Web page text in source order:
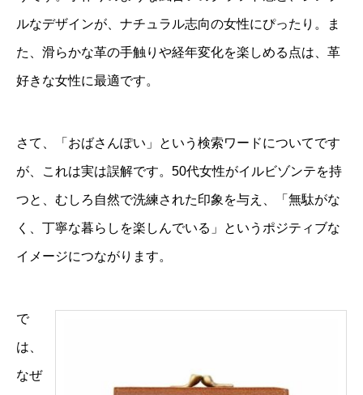
ルなデザインが、ナチュラル志向の女性にぴったり。ま
た、滑らかな革の手触りや経年変化を楽しめる点は、革
好きな女性に最適です。
さて、「おばさんぽい」という検索ワードについてです
が、これは実は誤解です。50代女性がイルビゾンテを持
つと、むしろ自然で洗練された印象を与え、「無駄がな
く、丁寧な暮らしを楽しんでいる」というポジティブな
イメージにつながります。
で
は、
なぜ